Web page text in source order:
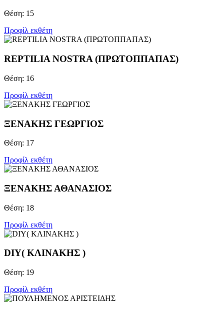
Θέση: 15
Προφίλ εκθέτη
REPTILIA NOSTRA (ΠΡΩΤΟΠΠΑΠΑΣ)
Θέση: 16
Προφίλ εκθέτη
ΞΕΝΑΚΗΣ ΓΕΩΡΓΙΟΣ
Θέση: 17
Προφίλ εκθέτη
ΞΕΝΑΚΗΣ ΑΘΑΝΑΣΙΟΣ
Θέση: 18
Προφίλ εκθέτη
DIY( ΚΛΙΝΑΚΗΣ )
Θέση: 19
Προφίλ εκθέτη